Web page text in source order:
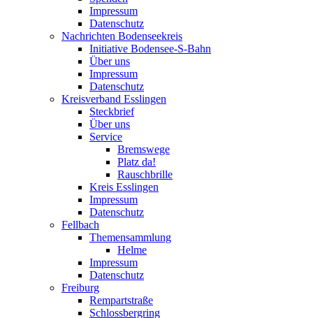
Impressum
Datenschutz
Nachrichten Bodenseekreis
Initiative Bodensee-S-Bahn
Über uns
Impressum
Datenschutz
Kreisverband Esslingen
Steckbrief
Über uns
Service
Bremswege
Platz da!
Rauschbrille
Kreis Esslingen
Impressum
Datenschutz
Fellbach
Themensammlung
Helme
Impressum
Datenschutz
Freiburg
Rempartstraße
Schlossbergring